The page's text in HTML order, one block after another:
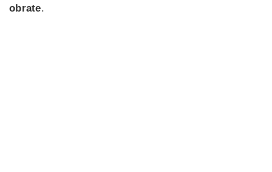
obrate.